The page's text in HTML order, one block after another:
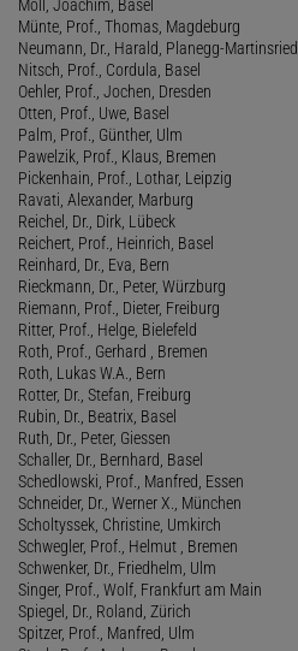
Moll, Joachim, Basel
Münte, Prof., Thomas, Magdeburg
Neumann, Dr., Harald, Planegg-Martinsried
Nitsch, Prof., Cordula, Basel
Oehler, Prof., Jochen, Dresden
Otten, Prof., Uwe, Basel
Palm, Prof., Günther, Ulm
Pawelzik, Prof., Klaus, Bremen
Pickenhain, Prof., Lothar, Leipzig
Ravati, Alexander, Marburg
Reichel, Dr., Dirk, Lübeck
Reichert, Prof., Heinrich, Basel
Reinhard, Dr., Eva, Bern
Rieckmann, Dr., Peter, Würzburg
Riemann, Prof., Dieter, Freiburg
Ritter, Prof., Helge, Bielefeld
Roth, Prof., Gerhard , Bremen
Roth, Lukas W.A., Bern
Rotter, Dr., Stefan, Freiburg
Rubin, Dr., Beatrix, Basel
Ruth, Dr., Peter, Giessen
Schaller, Dr., Bernhard, Basel
Schedlowski, Prof., Manfred, Essen
Schneider, Dr., Werner X., München
Scholtyssek, Christine, Umkirch
Schwegler, Prof., Helmut , Bremen
Schwenker, Dr., Friedhelm, Ulm
Singer, Prof., Wolf, Frankfurt am Main
Spiegel, Dr., Roland, Zürich
Spitzer, Prof., Manfred, Ulm